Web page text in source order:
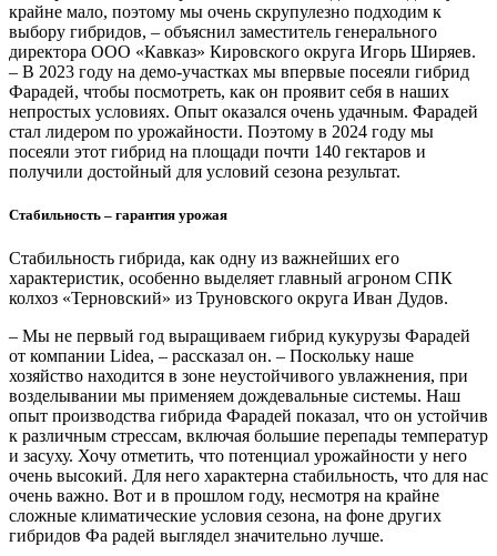
крайне мало, поэтому мы очень скрупулезно подходим к
выбору гибридов, – объяснил заместитель генерального
директора ООО «Кавказ» Кировского округа Игорь Ширяев.
– В 2023 году на демо-участках мы впервые посеяли гибрид
Фарадей, чтобы посмотреть, как он проявит себя в наших
непростых условиях. Опыт оказался очень удачным. Фарадей
стал лидером по урожайности. Поэтому в 2024 году мы
посеяли этот гибрид на площади почти 140 гектаров и
получили достойный для условий сезона результат.
Стабильность – гарантия урожая
Стабильность гибрида, как одну из важнейших его
характеристик, особенно выделяет главный агроном СПК
колхоз «Терновский» из Труновского округа Иван Дудов.
– Мы не первый год выращиваем гибрид кукурузы Фарадей
от компании Lidea, – рассказал он. – Поскольку наше
хозяйство находится в зоне неустойчивого увлажнения, при
возделывании мы применяем дождевальные системы. Наш
опыт производства гибрида Фарадей показал, что он устойчив
к различным стрессам, включая большие перепады температур
и засуху. Хочу отметить, что потенциал урожайности у него
очень высокий. Для него характерна стабильность, что для нас
очень важно. Вот и в прошлом году, несмотря на крайне
сложные климатические условия сезона, на фоне других
гибридов Фа радей выглядел значительно лучше.